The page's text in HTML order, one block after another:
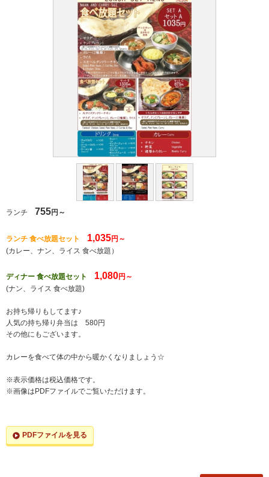
ランチ 755円～
ランチ 食べ放題セット 1,035円～
(カレー、ナン、ライス 食べ放題）
ディナー 食べ放題セット 1,080円～
(ナン、ライス 食べ放題)
お持ち帰りもしてます♪
人気の持ち帰り弁当は 580円
その他にもございます。
カレーを食べて体の中から暖かくなりましょう☆
※表示価格は税込価格です。
※画像はPDFファイルでご覧いただけます。
PDFファイルを見る